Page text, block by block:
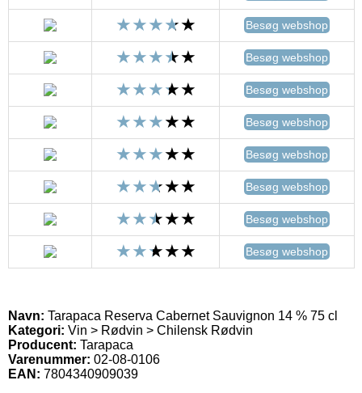
Besøg webshop
Besøg webshop
Besøg webshop
Besøg webshop
Besøg webshop
Besøg webshop
Besøg webshop
Besøg webshop
Navn: Tarapaca Reserva Cabernet Sauvignon 14 % 75 cl
Kategori: Vin > Rødvin > Chilensk Rødvin
Producent: Tarapaca
Varenummer: 02-08-0106
EAN: 7804340909039